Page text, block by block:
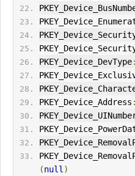
PKEY_Device_DevType:
PKEY_Device_Address :
PKEY_Device_UIN
(null )